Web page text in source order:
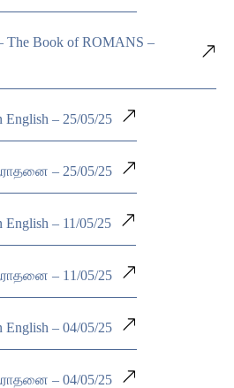
Book of ROMANS –
English – 25/05/25
– 25/05/25
English – 11/05/25
– 11/05/25
English – 04/05/25
– 04/05/25